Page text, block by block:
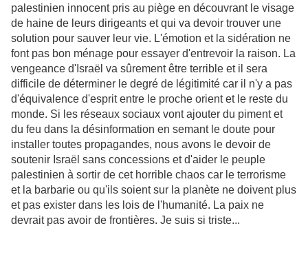
palestinien innocent pris au piège en découvrant le visage
de haine de leurs dirigeants et qui va devoir trouver une
solution pour sauver leur vie. L'émotion et la sidération ne
font pas bon ménage pour essayer d'entrevoir la raison. La
vengeance d'Israël va sûrement être terrible et il sera
difficile de déterminer le degré de légitimité car il n'y a pas
d'équivalence d'esprit entre le proche orient et le reste du
monde. Si les réseaux sociaux vont ajouter du piment et
du feu dans la désinformation en semant le doute pour
installer toutes propagandes, nous avons le devoir de
soutenir Israël sans concessions et d'aider le peuple
palestinien à sortir de cet horrible chaos car le terrorisme
et la barbarie ou qu'ils soient sur la planète ne doivent plus
et pas exister dans les lois de l'humanité. La paix ne
devrait pas avoir de frontières. Je suis si triste...